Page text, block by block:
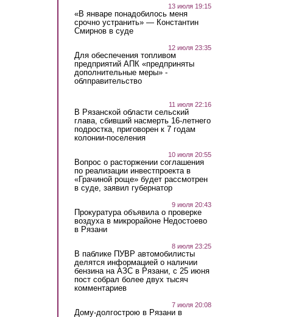
13 июля 19:15
«В январе понадобилось меня
срочно устранить» — Константин
Смирнов в суде
12 июля 23:35
Для обеспечения топливом
предприятий АПК «предприняты
дополнительные меры» -
облправительство
11 июля 22:16
В Рязанской области сельский
глава, сбивший насмерть 16-летнего
подростка, приговорен к 7 годам
колонии-поселения
10 июля 20:55
Вопрос о расторжении соглашения
по реализации инвестпроекта в
«Грачиной роще» будет рассмотрен
в суде, заявил губернатор
9 июля 20:43
Прокуратура объявила о проверке
воздуха в микрорайоне Недостоево
в Рязани
8 июля 23:25
В паблике ПУВР автомобилисты
делятся информацией о наличии
бензина на АЗС в Рязани, с 25 июня
пост собрал более двух тысяч
комментариев
7 июля 20:08
Дому-долгострою в Рязани в